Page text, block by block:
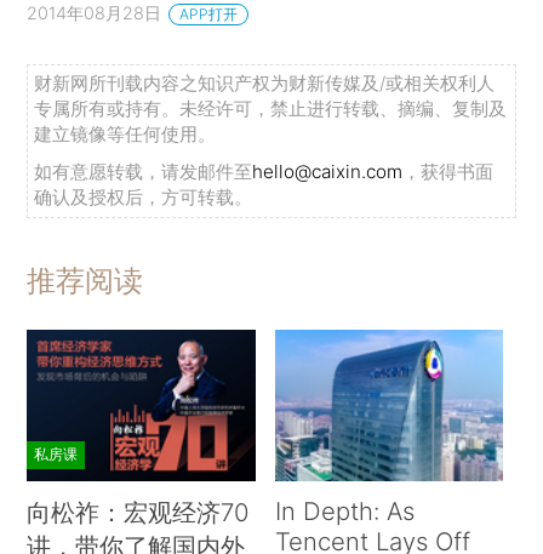
2014年08月28日 APP打开
财新网所刊载内容之知识产权为财新传媒及/或相关权利人
专属所有或持有。未经许可，禁止进行转载、摘编、复制及
建立镜像等任何使用。
如有意愿转载，请发邮件至hello@caixin.com ，获得书面
确认及授权后，方可转载。
推荐阅读
私房课
向松祚：宏观经济70
讲，带你了解国内外
In Depth: As
Tencent Lays Off